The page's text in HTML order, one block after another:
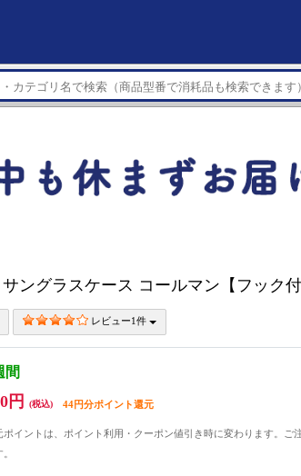
ングラスケース コールマン【フック
レビュー1件
間
円 (税込) 44円分ポイント還元
ポイントは、ポイント利用・クーポン値引き時に変わります。ご